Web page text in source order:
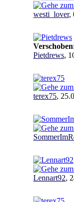
westi_lover,
Pietdrews,
terex75,
Lennart92,